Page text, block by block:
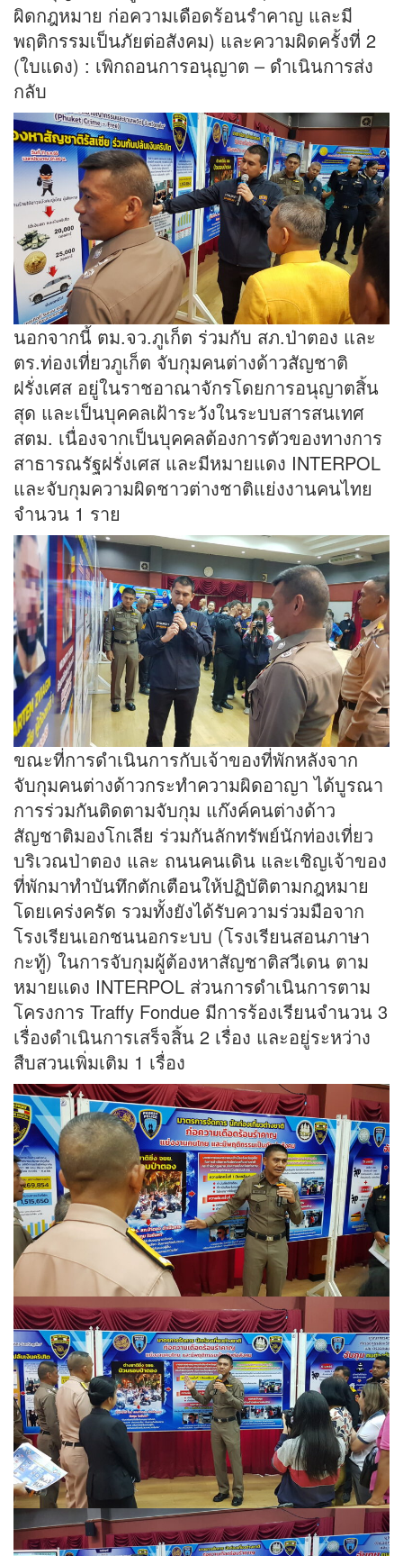
ผิดกฎหมาย ก่อความเดือดร้อนรำคาญ และมี
พฤติกรรมเป็นภัยต่อสังคม) และความผิดครั้งที่ 2
(ใบแดง) : เพิกถอนการอนุญาต – ดำเนินการส่ง
กลับ
นอกจากนี้ ตม.จว.ภูเก็ต ร่วมกับ สภ.ป่าตอง และ
ตร.ท่องเที่ยวภูเก็ต จับกุมคนต่างด้าวสัญชาติ
ฝรั่งเศส อยู่ในราชอาณาจักรโดยการอนุญาตสิ้น
สุด และเป็นบุคคลเฝ้าระวังในระบบสารสนเทศ
สตม. เนื่องจากเป็นบุคคลต้องการตัวของทางการ
สาธารณรัฐฝรั่งเศส และมีหมายแดง INTERPOL
และจับกุมความผิดชาวต่างชาติแย่งงานคนไทย
จำนวน 1 ราย
ขณะที่การดำเนินการกับเจ้าของที่พักหลังจาก
จับกุมคนต่างด้าวกระทำความผิดอาญา ได้บูรณา
การร่วมกันติดตามจับกุม แก๊งค์คนต่างด้าว
สัญชาติมองโกเลีย ร่วมกันลักทรัพย์นักท่องเที่ยว
บริเวณป่าตอง และ ถนนคนเดิน และเชิญเจ้าของ
ที่พักมาทำบันทึกตักเตือนให้ปฏิบัติตามกฎหมาย
โดยเคร่งครัด รวมทั้งยังได้รับความร่วมมือจาก
โรงเรียนเอกชนนอกระบบ (โรงเรียนสอนภาษา
กะทู้) ในการจับกุมผู้ต้องหาสัญชาติสวีเดน ตาม
หมายแดง INTERPOL ส่วนการดำเนินการตาม
โครงการ Traffy Fondue มีการร้องเรียนจำนวน 3
เรื่องดำเนินการเสร็จสิ้น 2 เรื่อง และอยู่ระหว่าง
สืบสวนเพิ่มเติม 1 เรื่อง